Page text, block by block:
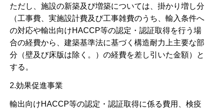
ただし、施設の新築及び増築については、掛かり増し分
（工事費、実施設計費及び工事雑費のうち、輸入条件へ
の対応や輸出向けHACCP等の認定・認証取得を行う場
合の経費から、建築基準法に基づく構造耐力上主要な部
分（壁及び床版は除く。）の経費を差し引いた金額）と
する。
2.効果促進事業
輸出向けHACCP等の認定・認証取得に係る費用、検疫